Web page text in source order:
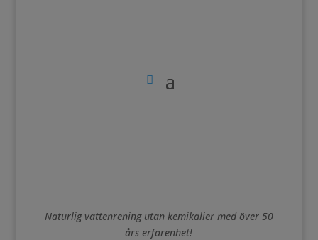
Naturlig vattenrening utan kemikalier med över 50
års erfarenhet!